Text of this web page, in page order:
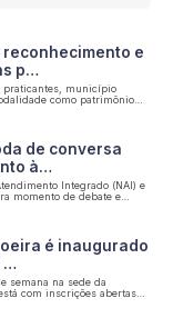
e
p…
praticantes, município
como patrimônio
de conversa
à…
Integrado (NAI) e
momento de debate e
é inaugurado
…
semana na sede da
com inscrições abertas